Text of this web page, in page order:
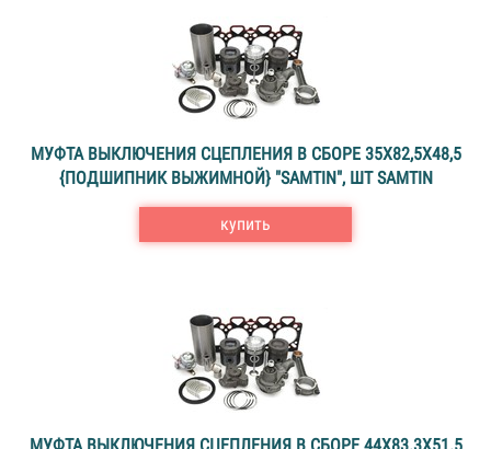
МУФТА ВЫКЛЮЧЕНИЯ СЦЕПЛЕНИЯ В СБОРЕ 35X82,5X48,5
{ПОДШИПНИК ВЫЖИМНОЙ} "SAMTIN", ШТ SAMTIN
купить